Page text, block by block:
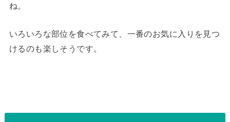
ね。
いろいろな部位を食べてみて、一番のお気に入りを見つ
けるのも楽しそうです。